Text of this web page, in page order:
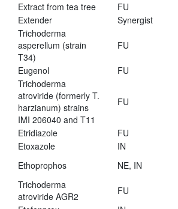
Extract from tea tree FU
Extender
Synergist
Trichoderma
asperellum (strain
T34)
FU
Eugenol FU
Trichoderma
atroviride (formerly T.
harzianum) strains
IMI 206040 and T11
FU
Etridiazole FU
Etoxazole
IN
Ethoprophos
NE, IN
Trichoderma
atroviride AGR2
FU